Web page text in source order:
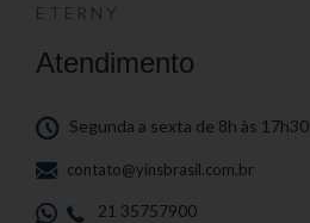
ETERNY
Atendimento
Segunda a sexta de 8h às 17h30
contato@yinsbrasil.com.br
21 35757900